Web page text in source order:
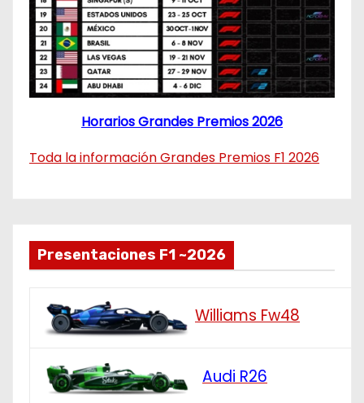
Horarios Grandes Premios 2026
Toda la información Grandes Premios F1 2026
Presentaciones F1 ~2026
Williams Fw48
Audi R26